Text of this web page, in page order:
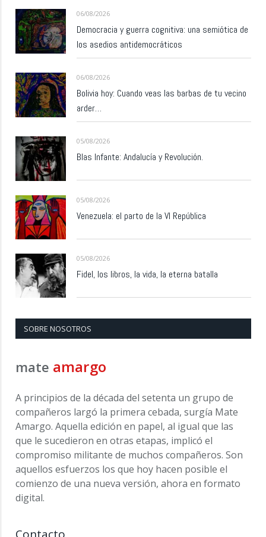
06/08/2026
Democracia y guerra cognitiva: una semiótica de
los asedios antidemocráticos
06/08/2026
Bolivia hoy: Cuando veas las barbas de tu vecino
arder…
05/08/2026
Blas Infante: Andalucía y Revolución.
05/08/2026
Venezuela: el parto de la VI República
05/08/2026
Fidel, los libros, la vida, la eterna batalla
SOBRE NOSOTROS
mate amargo
A principios de la década del setenta un grupo de
compañeros largó la primera cebada, surgía Mate
Amargo. Aquella edición en papel, al igual que las
que le sucedieron en otras etapas, implicó el
compromiso militante de muchos compañeros. Son
aquellos esfuerzos los que hoy hacen posible el
comienzo de una nueva versión, ahora en formato
digital.